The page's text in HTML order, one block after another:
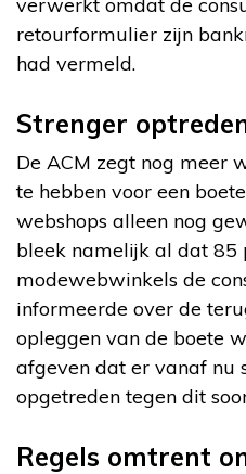
retourformulier zijn
had vermeld.
Strenger
De ACM zegt nog meer
te hebben voor een
webshops alleen nog
bleek namelijk al dat 85
modewebwinkels de
informeerde over de
opleggen van de boete
afgeven dat er vanaf nu
opgetreden tegen dit
Regels omtrent